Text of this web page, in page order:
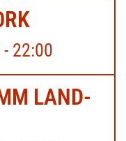
22:00
LAND-